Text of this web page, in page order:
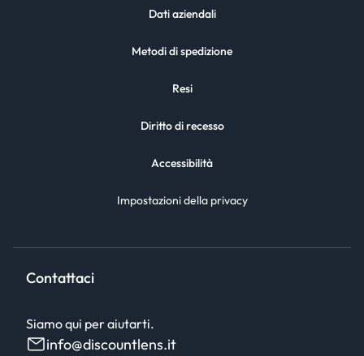
Dati aziendali
Metodi di spedizione
Resi
Diritto di recesso
Accessibilità
Impostazioni della privacy
Contattaci
Siamo qui per aiutarti.
info@discountlens.it